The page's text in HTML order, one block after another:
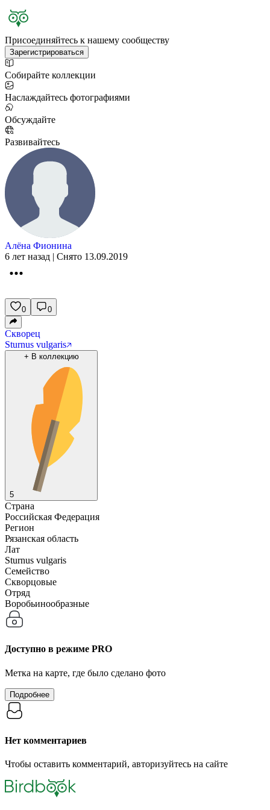
Присоединяйтесь к нашему сообществу
Зарегистрироваться
Собирайте коллекции
Наслаждайтесь фотографиями
Обсуждайте
Развивайтесь
Алёна Фионина
6 лет назад | Снято 13.09.2019
0 0
Скворец
Sturnus vulgaris
+ В коллекцию
5
Страна
Российская Федерация
Регион
Рязанская область
Лат
Sturnus vulgaris
Семейство
Скворцовые
Отряд
Воробьинообразные
Доступно в режиме PRO
Метка на карте, где было сделано фото
Подробнее
Нет комментариев
Чтобы оставить комментарий, авторизуйтесь на сайте